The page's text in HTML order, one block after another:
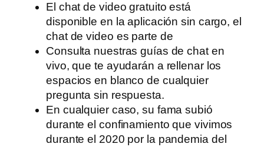
El chat de video gratuito está
disponible en la aplicación sin cargo, el
chat de video es parte de
Consulta nuestras guías de chat en
vivo, que te ayudarán a rellenar los
espacios en blanco de cualquier
pregunta sin respuesta.
En cualquier caso, su fama subió
durante el confinamiento que vivimos
durante el 2020 por la pandemia del